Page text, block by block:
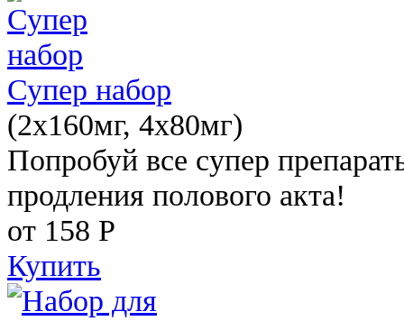
Супер набор
(2х160мг, 4х80мг)
Попробуй все супер
продления полового акта!
от 158 Р
Купить